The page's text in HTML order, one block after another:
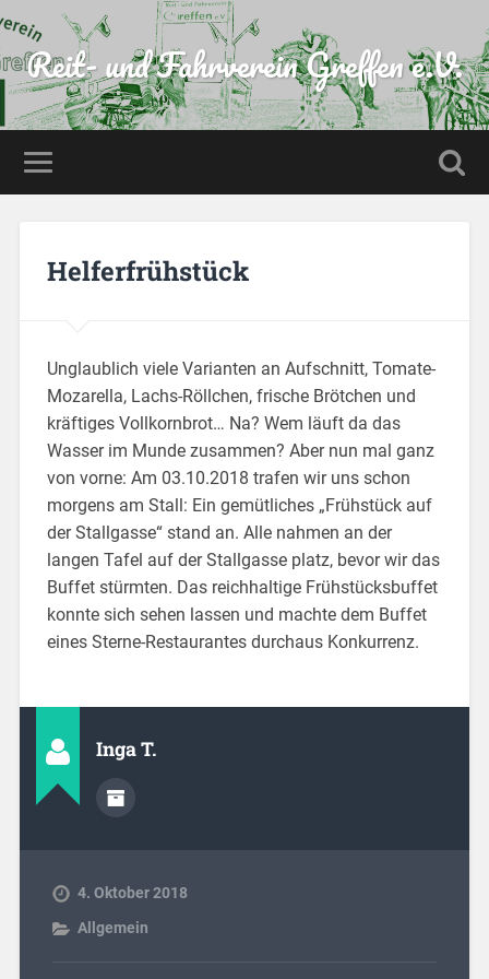
Reit- und Fahrverein Greffen e.V.
Helferfrühstück
Unglaublich viele Varianten an Aufschnitt, Tomate-
Mozarella, Lachs-Röllchen, frische Brötchen und
kräftiges Vollkornbrot… Na? Wem läuft da das
Wasser im Munde zusammen? Aber nun mal ganz
von vorne: Am 03.10.2018 trafen wir uns schon
morgens am Stall: Ein gemütliches „Frühstück auf
der Stallgasse“ stand an. Alle nahmen an der
langen Tafel auf der Stallgasse platz, bevor wir das
Buffet stürmten. Das reichhaltige Frühstücksbuffet
konnte sich sehen lassen und machte dem Buffet
eines Sterne-Restaurantes durchaus Konkurrenz.
Inga T.
4. Oktober 2018
Allgemein